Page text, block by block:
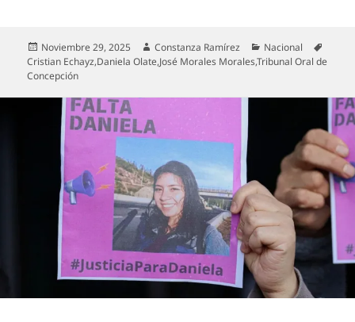
Publicado
el
Noviembre 29, 2025 Autor
Constanza Ramírez Categorías
Nacional
Cristian Echayz,Daniela Olate,José Morales Morales,Tribunal Oral de
Concepción